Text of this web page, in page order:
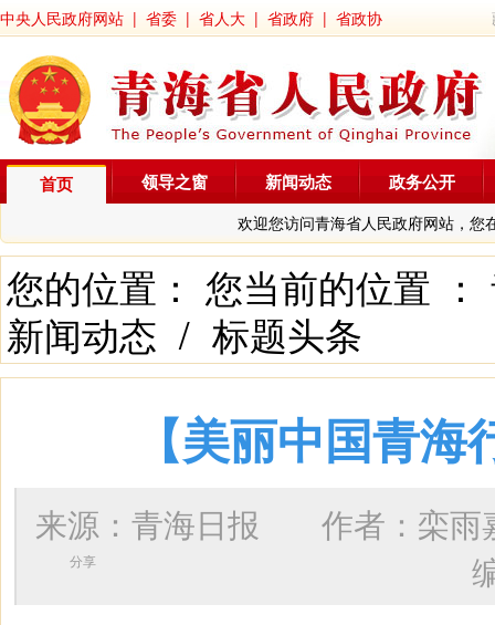
中央人民政府网站 | 省委 | 省人大 | 省政府 | 省政协
首页
欢迎您访问青海省人民政府网站，您
领导之窗 新闻动态 政务公开
您的位置： 您当前的位置 ：
新闻动态 / 标题头条
【美丽中国青
来源：青海日报 作者： 栾
分享